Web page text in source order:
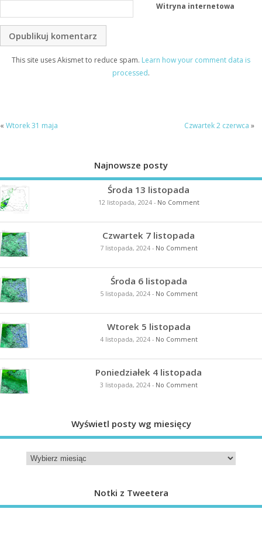
Witryna internetowa
This site uses Akismet to reduce spam. Learn how your comment data is
processed.
« Wtorek 31 maja Czwartek 2 czerwca »
Najnowsze posty
Środa 13 listopada
12 listopada, 2024- No Comment
Czwartek 7 listopada
7 listopada, 2024- No Comment
Środa 6 listopada
5 listopada, 2024- No Comment
Wtorek 5 listopada
4 listopada, 2024- No Comment
Poniedziałek 4 listopada
3 listopada, 2024- No Comment
Wyświetl posty wg miesięcy
Notki z Tweetera